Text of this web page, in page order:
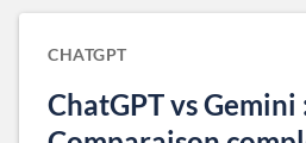
CHATGPT
ChatGPT vs Gemini